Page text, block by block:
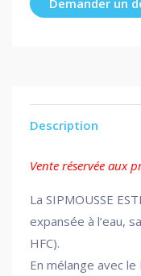
Demander un
Description
Vente réservée aux
La SIPMOUSSE
expansée à l’eau,
HFC).
En mélange avec le